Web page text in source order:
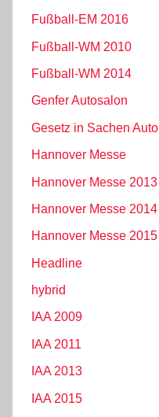
Fußball-EM 2016
Fußball-WM 2010
Fußball-WM 2014
Genfer Autosalon
Gesetz in Sachen Auto
Hannover Messe
Hannover Messe 2013
Hannover Messe 2014
Hannover Messe 2015
Headline
hybrid
IAA 2009
IAA 2011
IAA 2013
IAA 2015